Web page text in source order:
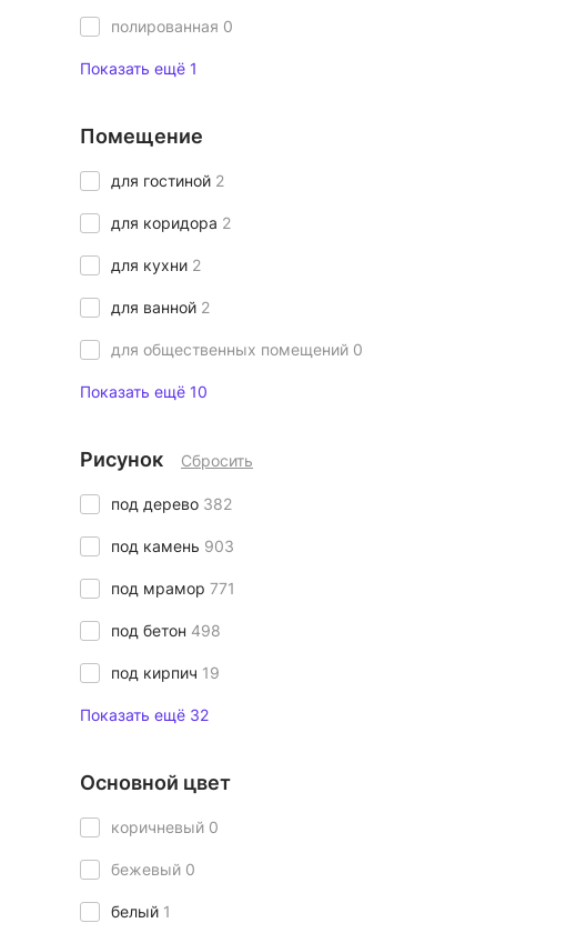
полированная 0
Показать ещё 1
Помещение
для гостиной 2
для коридора 2
для кухни 2
для ванной 2
для общественных помещений 0
Показать ещё 10
Рисунок Сбросить
под дерево 382
под камень 903
под мрамор 771
под бетон 498
под кирпич 19
Показать ещё 32
Основной цвет
коричневый 0
бежевый 0
белый 1